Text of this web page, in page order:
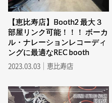
【恵比寿店】Booth2 最大３
部屋リンク可能！！！ ボーカ
ル・ナレーションレコーディ
ングに最適なREC booth
2023.03.03｜恵比寿店